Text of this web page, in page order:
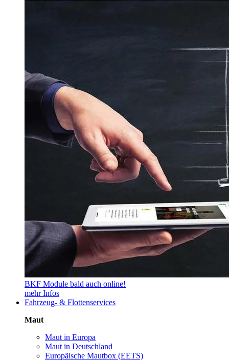
BKF Module bald auch online!
mehr Infos
Fahrzeug- & Flottenservices
Maut
Maut in Europa
Maut in Deutschland
Europäische Mautbox (EETS)